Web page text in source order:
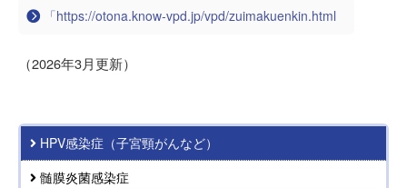
「https://otona.know-vpd.jp/vpd/zuimakuenkin.html
（2026年3月更新）
HPV感染症（子宮頸がんなど）
髄膜炎菌感染症